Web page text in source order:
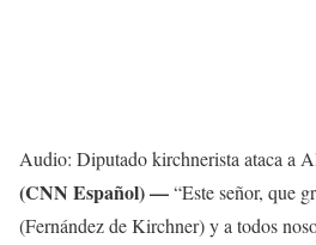
Audio: Diputado kirchnerista ataca a
(CNN Español) —“Este señor, que
(Fernández de Kirchner) y a todos